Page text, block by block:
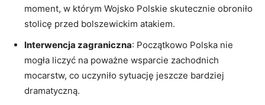
moment, w którym Wojsko Polskie skutecznie obroniło
stolicę ⁣przed bolszewickim atakiem.
Interwencja ⁣zagraniczna: Początkowo Polska nie
mogła liczyć na poważne ​wsparcie zachodnich
mocarstw, co uczyniło sytuację jeszcze bardziej
dramatyczną.